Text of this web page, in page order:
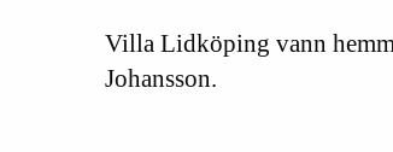
Villa Lidköping vann
Johansson.